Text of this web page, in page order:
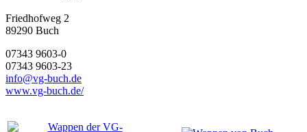
Friedhofweg 2
89290 Buch
07343 9603-0
07343 9603-23
info@vg-buch.de
www.vg-buch.de/